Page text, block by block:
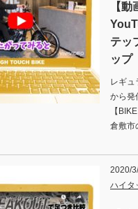
【
テッ
ップ
レギュ
から発
【
倉敷市
2020/
ハイ